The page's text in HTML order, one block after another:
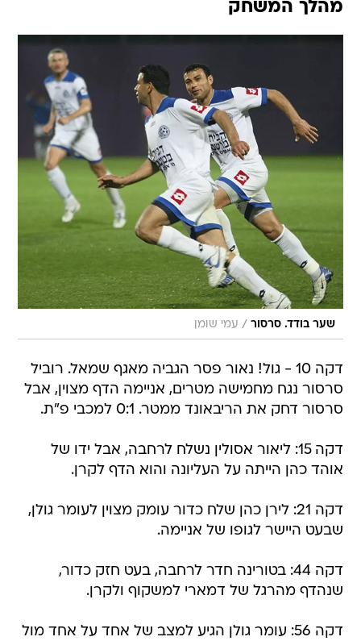
מהלך המשחק
שער בודד. סרסור / עמי שומן
דקה 10 - גול! נאור פסר הגביה מאגף שמאל. רוביל
סרסור נגח מחמישה מטרים, אניימה הדף מצוין, אבל
סרסור דחק את הריבאונד ממטר. 0:1 למכבי פ"ת.
דקה 15: ליאור אסולין נשלח לרחבה, אבל ידו של
אוהד כהן הייתה על העליונה והוא הדף לקרן.
דקה 21: לירן כהן שלח כדור עומק מצוין לעומר גולן,
שבעט היישר לגופו של אניימה.
דקה 44: בטורינה חדר לרחבה, בעט חזק כדור,
שנהדף מהרגל של דמארי למשקוף ולקרן.
דקה 56: עומר גולן הגיע למצב של אחד על אחד מול